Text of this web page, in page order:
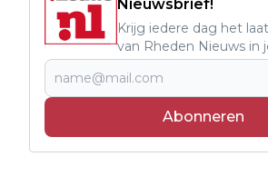
Nieuwsbrief!
Krijg iedere dag het
van Rheden Nieuws in
Abonneren